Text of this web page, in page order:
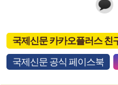
국제신문 카카오플러스 친
국제신문 공식 페이스북